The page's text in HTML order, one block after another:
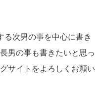
る次男の事を中心に書き
男の事も書きたいと思っ
サイトをよろしくお願い